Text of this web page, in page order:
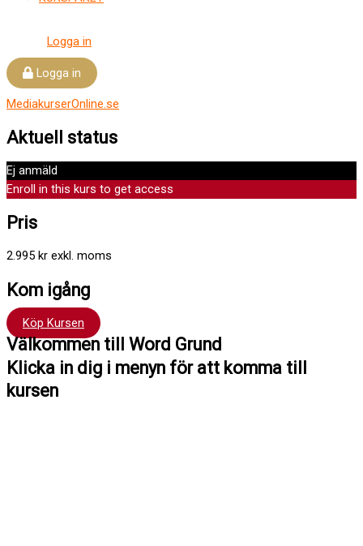
Logga in
Logga in
MediakurserOnline.se
Aktuell status
Ej anmäld
Enroll in this kurs to get access
Pris
2.995 kr exkl. moms
Kom igång
Köp Kursen
Välkommen till Word Grund
Klicka in dig i menyn för att komma till
kursen